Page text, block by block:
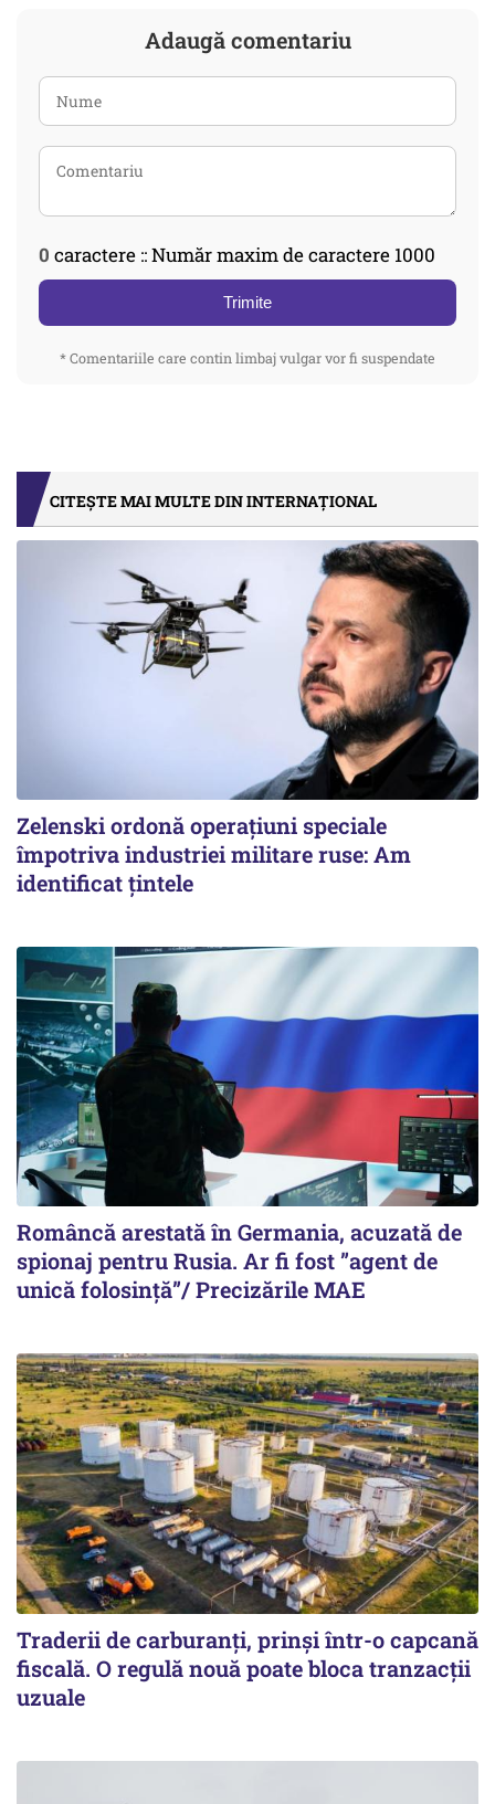
Adaugă comentariu
0 caractere :: Număr maxim de caractere 1000
Trimite
* Comentariile care contin limbaj vulgar vor fi suspendate
CITEȘTE MAI MULTE DIN INTERNAȚIONAL
Zelenski ordonă operațiuni speciale
împotriva industriei militare ruse: Am
identificat țintele
Româncă arestată în Germania, acuzată de
spionaj pentru Rusia. Ar fi fost ”agent de
unică folosință”/ Precizările MAE
Traderii de carburanți, prinși într-o capcană
fiscală. O regulă nouă poate bloca tranzacții
uzuale